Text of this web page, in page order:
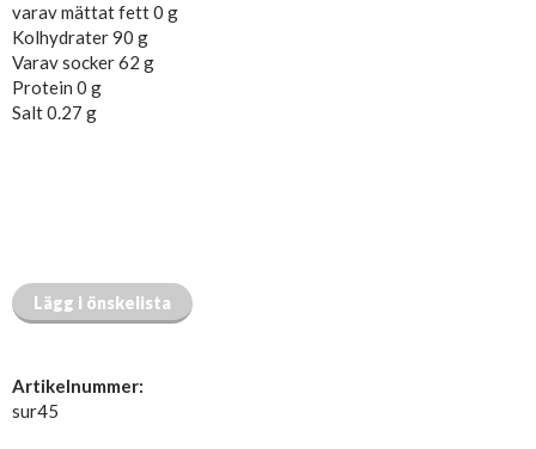
varav mättat fett 0 g
Kolhydrater 90 g
Varav socker 62 g
Protein 0 g
Salt 0.27 g
Lägg i önskelista
Artikelnummer:
sur45